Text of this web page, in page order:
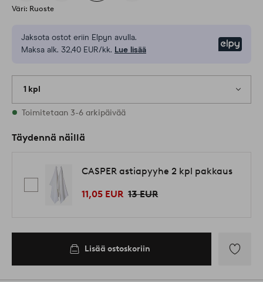
Väri: Ruoste
Jaksota ostot eriin Elpyn avulla.
Maksa alk. 32,40 EUR/kk. Lue lisää
1 kpl
Varastossa
Toimitetaan 3-6 arkipäivää
Täydennä näillä
CASPER astiapyyhe 2 kpl pakkaus
11,05 EUR 13 EUR
Lisää ostoskoriin